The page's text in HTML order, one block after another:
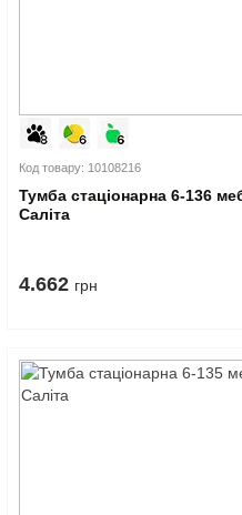
Код товару: 10108216
Тумба стаціонарна 6-136
Саліта
4.662 грн